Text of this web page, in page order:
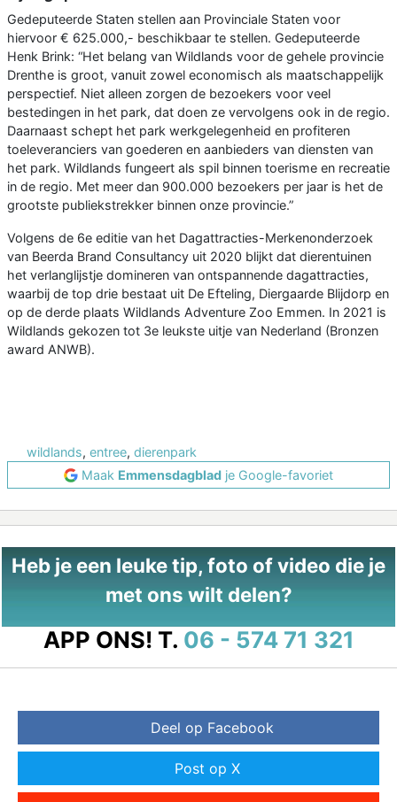
Gedeputeerde Staten stellen aan Provinciale Staten voor
hiervoor € 625.000,- beschikbaar te stellen. Gedeputeerde
Henk Brink: “Het belang van Wildlands voor de gehele provincie
Drenthe is groot, vanuit zowel economisch als maatschappelijk
perspectief. Niet alleen zorgen de bezoekers voor veel
bestedingen in het park, dat doen ze vervolgens ook in de regio.
Daarnaast schept het park werkgelegenheid en profiteren
toeleveranciers van goederen en aanbieders van diensten van
het park. Wildlands fungeert als spil binnen toerisme en recreatie
in de regio. Met meer dan 900.000 bezoekers per jaar is het de
grootste publiekstrekker binnen onze provincie.”
Volgens de 6e editie van het Dagattracties-Merkenonderzoek
van Beerda Brand Consultancy uit 2020 blijkt dat dierentuinen
het verlanglijstje domineren van ontspannende dagattracties,
waarbij de top drie bestaat uit De Efteling, Diergaarde Blijdorp en
op de derde plaats Wildlands Adventure Zoo Emmen. In 2021 is
Wildlands gekozen tot 3e leukste uitje van Nederland (Bronzen
award ANWB).
wildlands, entree, dierenpark
Maak Emmensdagblad je Google-favoriet
Heb je een leuke tip, foto of video die je
met ons wilt delen?
APP ONS! T. 06 - 574 71 321
Deel op Facebook
Post op X